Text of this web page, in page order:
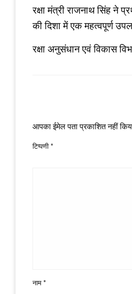
रक्षा मंत्री राजनाथ सिंह ने
की दिशा में एक महत्वपूर्ण
रक्षा अनुसंधान एवं विकास
आपका ईमेल पता प्रकाशित नहीं
टिप्पणी *
नाम *